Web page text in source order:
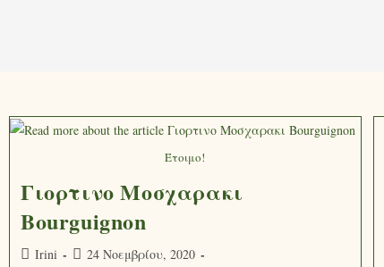
Έτοιμο!
Γιορτινο Μοσχαρακι
Bourguignon
Irini
24 Νοεμβρίου, 2020